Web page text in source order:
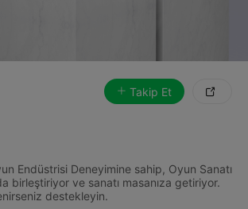
Takip Et 
Endüstrisi Deneyimine sahip, Oyun Sanatı
birleştiriyor ve sanatı masanıza getiriyor.